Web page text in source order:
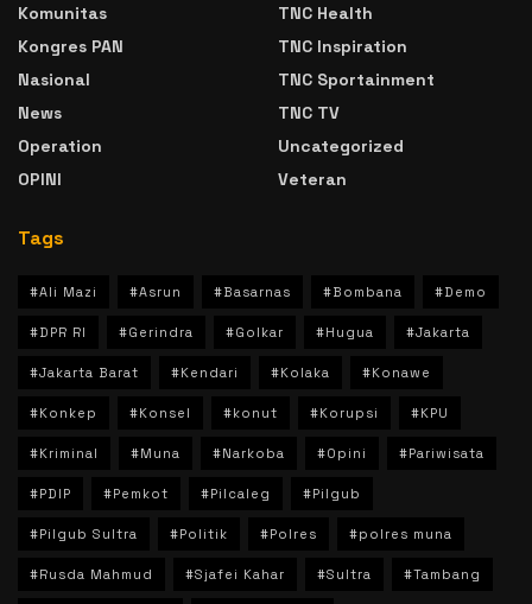
Komunitas
Kongres PAN
Nasional
News
Operation
OPINI
TNC Health
TNC Inspiration
TNC Sportainment
TNC TV
Uncategorized
Veteran
Tags
#Ali Mazi #Asrun #Basarnas #Bombana #Demo
#DPR RI #Gerindra #Golkar #Hugua #Jakarta
#Jakarta Barat #Kendari #Kolaka #Konawe
#Konkep #Konsel #konut #Korupsi #KPU
#Kriminal #Muna #Narkoba #Opini #Pariwisata
#PDIP #Pemkot #Pilcaleg #Pilgub
#Pilgub Sultra #Politik #Polres #polres muna
#Rusda Mahmud #Sjafei Kahar #Sultra #Tambang